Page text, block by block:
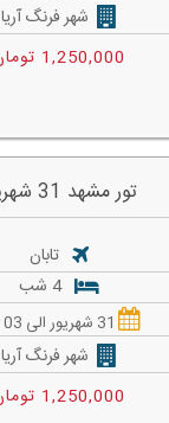
شهر فرنگ آریا
1,250,000 تومان
تور مشهد 31 شهریور
تابان
4 شب
31 شهریور الی 03 مهر
شهر فرنگ آریا
1,250,000 تومان